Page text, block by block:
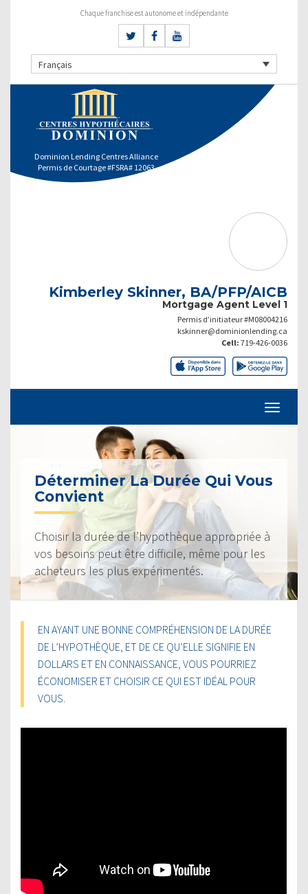
Chaque franchise est autonome et indépendante
Français
Dominion Lending Centres Alliance
Permis de Courtage #FSRA# 12063
Kimberley Skinner, BA/PFP/AICB
Mortgage Agent Level 1
Permis d’initiateur #M08004216
kskinner@dominionlending.ca
Cell: 719-426-0036
Déterminer La Durée Qui Vous
Convient
Choisir la durée de l’hypothèque appropriée à
vos besoins peut être difficile, même pour les
acheteurs les plus expérimentés.
EN AYANT UNE BONNE COMPRÉHENSION DE LA DURÉE
DE L’HYPOTHÈQUE, ET DE CE QU’ELLE SIGNIFIE EN
DOLLARS ET EN CONNAISSANCE, VOUS POURRIEZ
ÉCONOMISER ET CHOISIR CE QUI EST IDÉAL POUR
VOUS.